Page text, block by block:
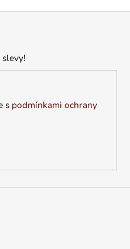
s podmínkami ochrany